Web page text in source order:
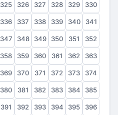
325 326 327 328 329 330
336 337 338 339 340 341
347 348 349 350 351 352
358 359 360 361 362 363
369 370 371 372 373 374
380 381 382 383 384 385
391 392 393 394 395 396